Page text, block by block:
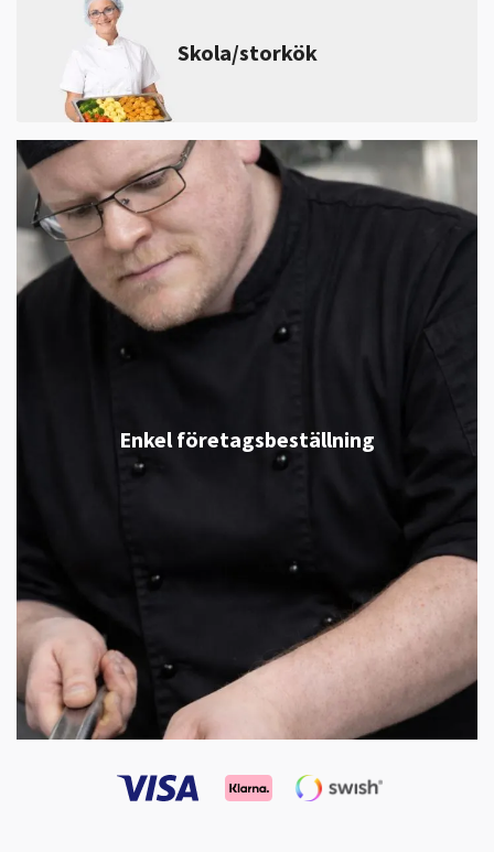
Skola/storkök
Enkel företagsbeställning